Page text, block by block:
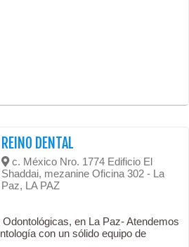
REINO DENTAL
c. México Nro. 1774 Edificio El
Shaddai, mezanine Oficina 302 - La
Paz, LA PAZ
en La Paz- Atendemos
con un sólido equipo de